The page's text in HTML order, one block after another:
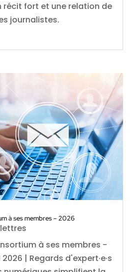
récit fort et une relation de
journalistes.
à ses membres – 2026
à ses membres -
| Regards d'expert·e·s